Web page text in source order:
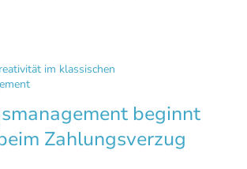
im klassischen
beginnt
Zahlungsverzug